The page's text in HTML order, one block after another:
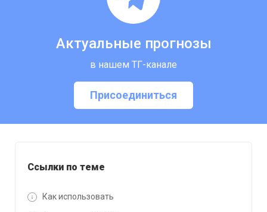
Ссылки по теме
Как использовать
Актуальные прогнозы
в нашем ТГ-канале
Присоединиться